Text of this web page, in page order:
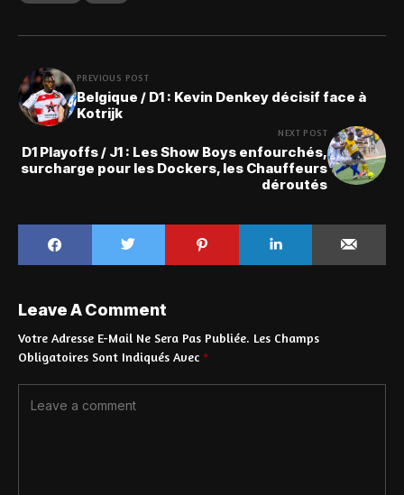
PREVIOUS POST
Belgique / D1 : Kevin Denkey décisif face à
Kotrijk
NEXT POST
D1 Playoffs / J1 : Les Show Boys enfourchés,
surcharge pour les Dockers, les Chauffeurs
déroutés
Leave A Comment
Votre Adresse E-Mail Ne Sera Pas Publiée. Les Champs
Obligatoires Sont Indiqués Avec *